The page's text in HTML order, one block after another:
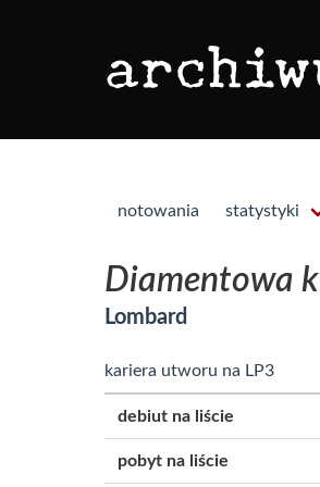
notowania statystyki
Diamentowa
Lombard
kariera utworu na LP3
debiut na liście
pobyt na liście